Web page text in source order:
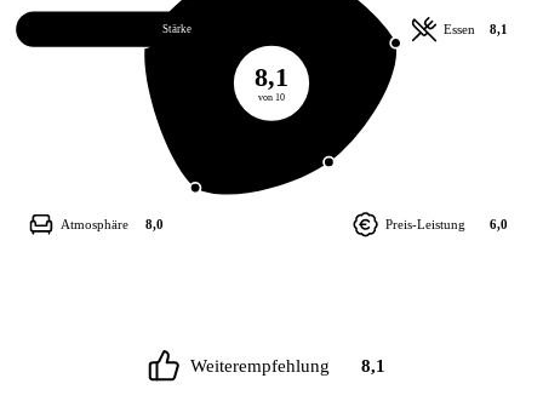
8,1
von 10
Essen 8,1
Preis-Leistung 6,0
Atmosphäre 8,0
Stärke
Weiterempfehlung 8,1